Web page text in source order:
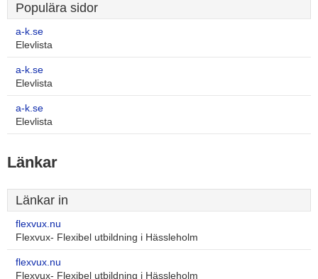
Populära sidor
a-k.se
Elevlista
a-k.se
Elevlista
a-k.se
Elevlista
Länkar
Länkar in
flexvux.nu
Flexvux- Flexibel utbildning i Hässleholm
flexvux.nu
Flexvux- Flexibel utbildning i Hässleholm